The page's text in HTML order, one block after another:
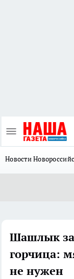
Новости
Шашлык за
горчица:
не нужен